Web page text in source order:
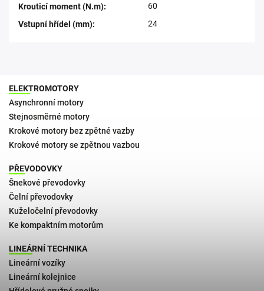
Krouticí moment (N.m):
60
Vstupní hřídel (mm): 24
ELEKTROMOTORY
Asynchronní motory
Stejnosměrné motory
Krokové motory bez zpětné vazby
Krokové motory se zpětnou vazbou
PŘEVODOVKY
Šnekové převodovky
Čelní převodovky
Kuželočelní převodovky
Ke kompaktním motorům
LINEÁRNÍ TECHNIKA
Lineární vozíky
Lineární kolejnice